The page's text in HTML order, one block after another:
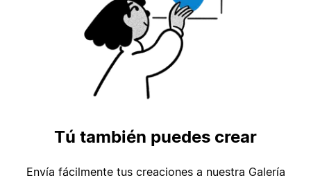
Tú también puedes crear
Envía fácilmente tus creaciones a nuestra Galería